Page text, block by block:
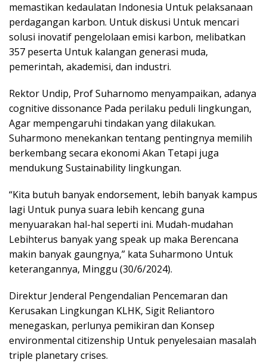
memastikan kedaulatan Indonesia Untuk pelaksanaan
perdagangan karbon. Untuk diskusi Untuk mencari
solusi inovatif pengelolaan emisi karbon, melibatkan
357 peserta Untuk kalangan generasi muda,
pemerintah, akademisi, dan industri.
Rektor Undip, Prof Suharnomo menyampaikan, adanya
cognitive dissonance Pada perilaku peduli lingkungan,
Agar mempengaruhi tindakan yang dilakukan.
Suharmono menekankan tentang pentingnya memilih
berkembang secara ekonomi Akan Tetapi juga
mendukung Sustainability lingkungan.
“Kita butuh banyak endorsement, lebih banyak kampus
lagi Untuk punya suara lebih kencang guna
menyuarakan hal-hal seperti ini. Mudah-mudahan
Lebihterus banyak yang speak up maka Berencana
makin banyak gaungnya,” kata Suharmono Untuk
keterangannya, Minggu (30/6/2024).
Direktur Jenderal Pengendalian Pencemaran dan
Kerusakan Lingkungan KLHK, Sigit Reliantoro
menegaskan, perlunya pemikiran dan Konsep
environmental citizenship Untuk penyelesaian masalah
triple planetary crises.